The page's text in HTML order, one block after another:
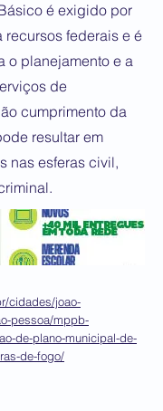
é exigido por
recursos federais e é
o planejamento e a
de
cumprimento da
resultar em
nas esferas civil,
cidades/joao-
pessoa/mppb-
de-plano-municipal-de-
de-fogo/